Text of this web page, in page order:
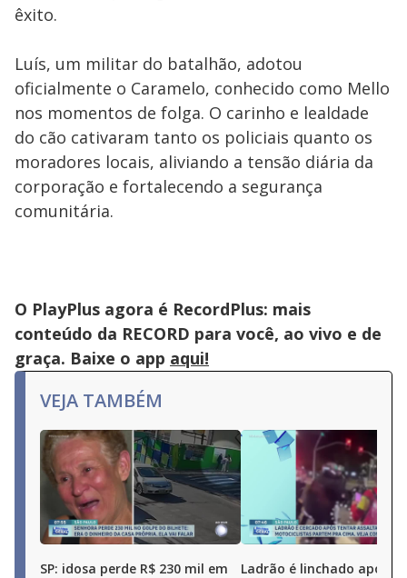
êxito.
Luís, um militar do batalhão, adotou
oficialmente o Caramelo, conhecido como Mello
nos momentos de folga. O carinho e lealdade
do cão cativaram tanto os policiais quanto os
moradores locais, aliviando a tensão diária da
corporação e fortalecendo a segurança
comunitária.
O PlayPlus agora é RecordPlus: mais
conteúdo da RECORD para você, ao vivo e de
graça. Baixe o app aqui!
VEJA TAMBÉM
SP: idosa perde R$ 230 mil em
Ladrão é linchado após